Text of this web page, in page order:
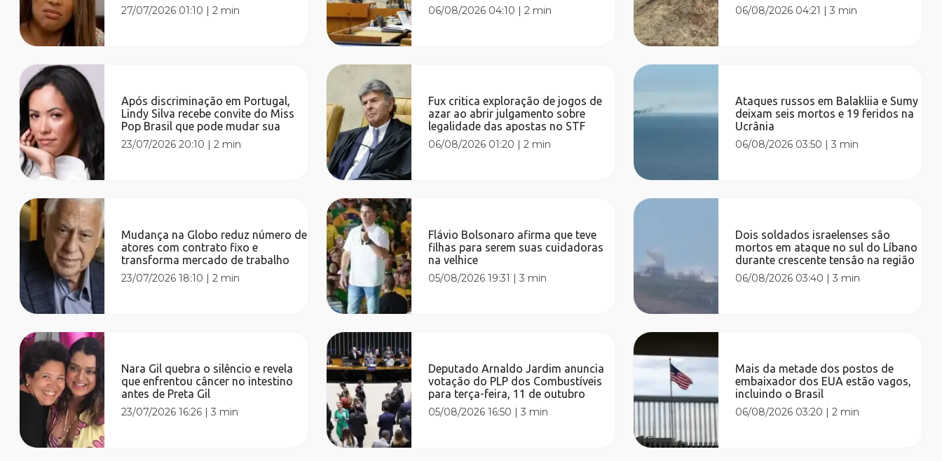
27/07/2026 01:10 |2 min
Após discriminação em Portugal,
Lindy Silva recebe convite do Miss
Pop Brasil que pode mudar sua
23/07/2026 20:10 |2 min
Mudança na Globo reduz número de
atores com contrato fixo e
transforma mercado de trabalho
23/07/2026 18:10 |2 min
Nara Gil quebra o silêncio e revela
que enfrentou câncer no intestino
antes de Preta Gil
23/07/2026 16:26 |3 min
06/08/2026 04:10 |2 min
Fux critica exploração de jogos de
azar ao abrir julgamento sobre
legalidade das apostas no STF
06/08/2026 01:20 |2 min
Flávio Bolsonaro afirma que teve
filhas para serem suas cuidadoras
na velhice
05/08/2026 19:31 |3 min
Deputado Arnaldo Jardim anuncia
votação do PLP dos Combustíveis
para terça-feira, 11 de outubro
05/08/2026 16:50 |3 min
06/08/2026 04:21 |3 min
Ataques russos em Balakliia e Sumy
deixam seis mortos e 19 feridos na
Ucrânia
06/08/2026 03:50 |3 min
Dois soldados israelenses são
mortos em ataque no sul do Líbano
durante crescente tensão na região
06/08/2026 03:40 |3 min
Mais da metade dos postos de
embaixador dos EUA estão vagos,
incluindo o Brasil
06/08/2026 03:20 |2 min